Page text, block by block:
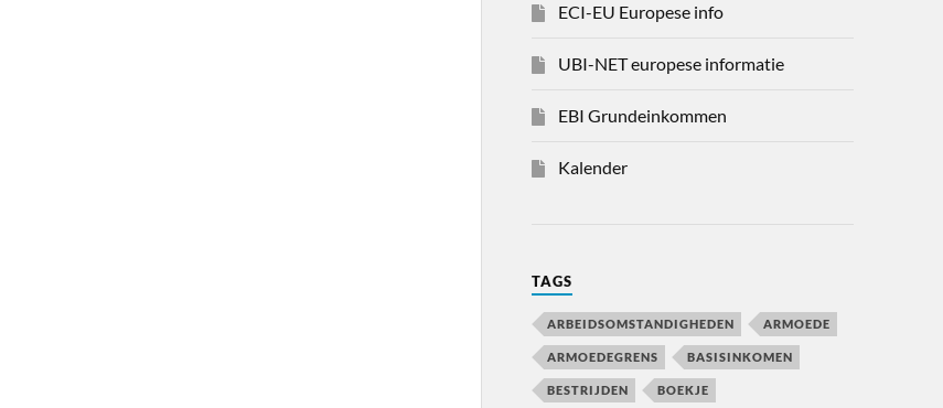
ECI-EU Europese info
UBI-NET europese informatie
EBI Grundeinkommen
Kalender
TAGS
ARBEIDSOMSTANDIGHEDEN ARMOEDE
ARMOEDEGRENS BASISINKOMEN
BESTRIJDEN BOEKJE